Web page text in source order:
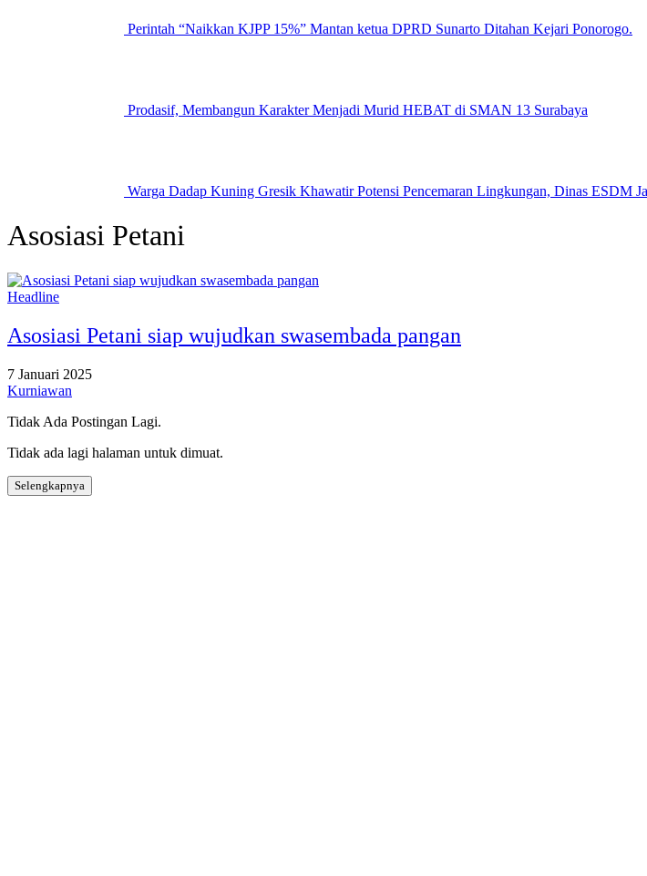
Perintah “Naikkan KJPP 15%” Mantan ketua DPRD Sunarto Ditahan Kejari Ponorogo.
Prodasif, Membangun Karakter Menjadi Murid HEBAT di SMAN 13 Surabaya
Warga Dadap Kuning Gresik Khawatir Potensi Pencemaran Lingkungan, Dinas ESDM
Asosiasi Petani
Headline
Asosiasi Petani siap wujudkan swasembada pangan
7 Januari 2025
Kurniawan
Tidak Ada Postingan Lagi.
Tidak ada lagi halaman untuk dimuat.
Selengkapnya